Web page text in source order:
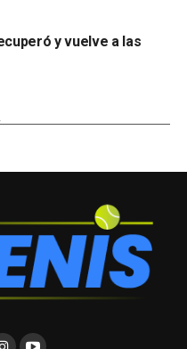
y vuelve a las